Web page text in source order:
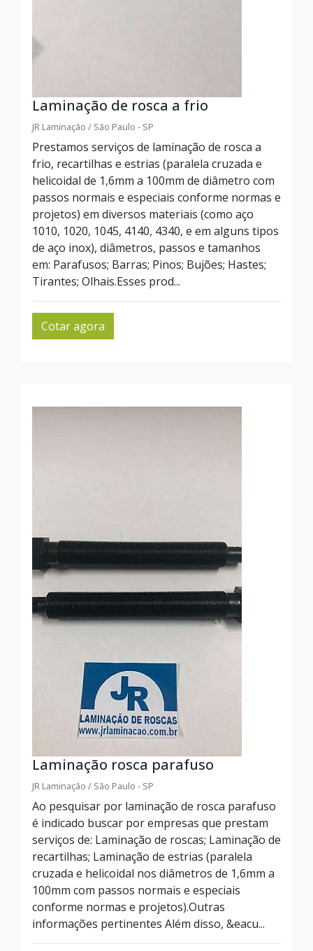
Laminação de rosca a frio
JR Laminação / São Paulo - SP
Prestamos serviços de laminação de rosca a
frio, recartilhas e estrias (paralela cruzada e
helicoidal de 1,6mm a 100mm de diâmetro com
passos normais e especiais conforme normas e
projetos) em diversos materiais (como aço
1010, 1020, 1045, 4140, 4340, e em alguns tipos
de aço inox), diâmetros, passos e tamanhos
em: Parafusos; Barras; Pinos; Bujões; Hastes;
Tirantes; Olhais.Esses prod...
Cotar agora
Laminação rosca parafuso
JR Laminação / São Paulo - SP
Ao pesquisar por laminação de rosca parafuso
é indicado buscar por empresas que prestam
serviços de: Laminação de roscas; Laminação de
recartilhas; Laminação de estrias (paralela
cruzada e helicoidal nos diâmetros de 1,6mm a
100mm com passos normais e especiais
conforme normas e projetos).Outras
informações pertinentes Além disso, &eacu...